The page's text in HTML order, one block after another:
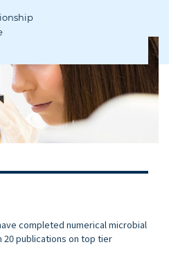
completed numerical microbial
publications on top tier